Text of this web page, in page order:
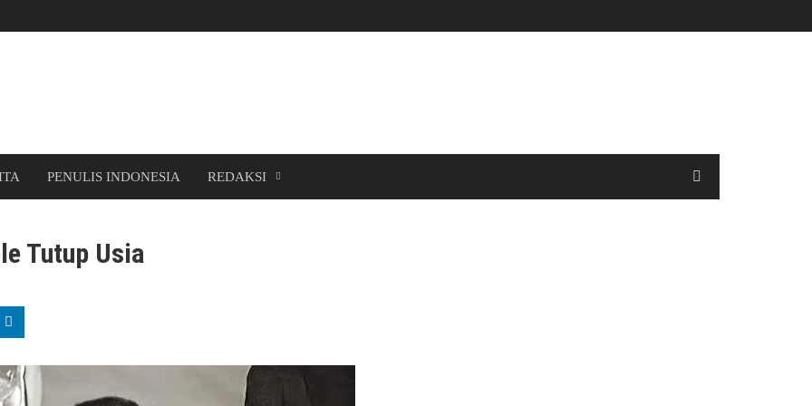
PENULIS INDONESIA REDAKSI
Tutup Usia